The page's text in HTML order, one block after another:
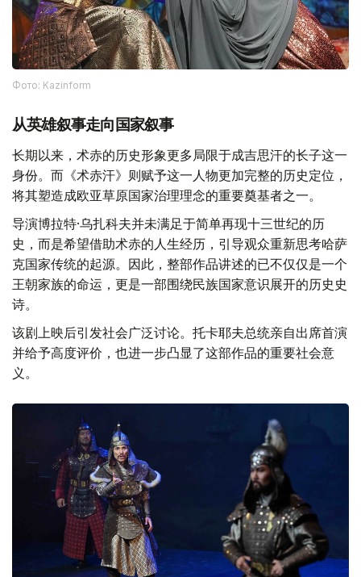
Фото: Kazinform
从英雄叙事走向国家叙事
长期以来，术赤的历史形象更多局限于成吉思汗的长子这一
身份。而《术赤汗》则赋予这一人物更加完整的历史定位，
将其塑造成欧亚草原国家治理理念的重要奠基者之一。
导演博拉特·乌扎科夫并未满足于简单再现十三世纪的历
史，而是希望借助术赤的人生经历，引导观众重新思考哈萨
克国家传统的起源。因此，整部作品讲述的已不仅仅是一个
王朝家族的命运，更是一部围绕民族国家意识展开的历史史
诗。
该剧上映后引发社会广泛讨论。托卡耶夫总统亲自出席首演
并给予高度评价，也进一步凸显了这部作品的重要社会意
义。